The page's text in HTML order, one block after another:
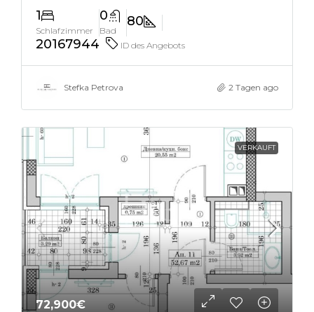
1
Schlafzimmer
0
Bad
80
20167944
ID des Angebots
Stefka Petrova 2 Tagen ago
VERKAUFT
72,900€